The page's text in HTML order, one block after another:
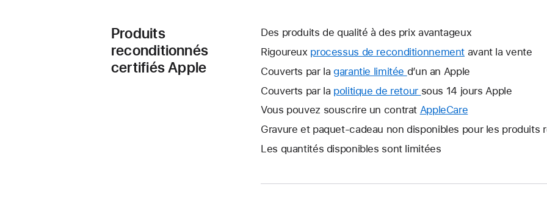
Produits
reconditionnés
certifiés Apple
Des produits de qualité à des prix avantageux
Rigoureux processus de reconditionnement avant la vente
Couverts par la garantie limitée Une
nouvelle
s’ouvre.
d’un an Apple
Couverts par la politique de retour Une
nouvelle
s’ouvre.
sous 14 jours Apple
Vous pouvez souscrire un contrat AppleCare
nouvelle
Gravure et paquet-cadeau non disponibles pour les produits
Les quantités disponibles sont limitées